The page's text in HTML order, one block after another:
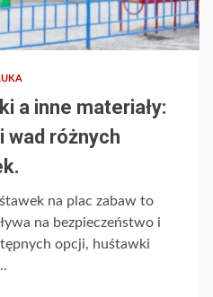
a inne materiały:
wad różnych
na plac zabaw to
na bezpieczeństwo i
opcji, huśtawki